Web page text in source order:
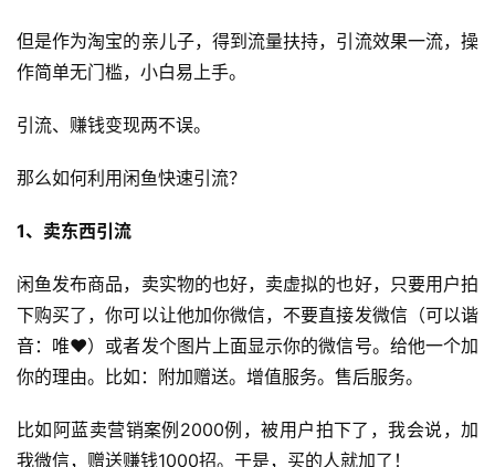
首
页
行
快
讯
但是作为淘宝的亲儿子，得到流量扶持，引流效果一流，操
作简单无门槛，小白易上手。
引流、赚钱变现两不误。
那么如何利用闲鱼快速引流？
1、卖东西引流
闲鱼发布商品，卖实物的也好，卖虚拟的也好，只要用户拍
下购买了，你可以让他加你微信，不要直接发微信（可以谐
音：唯❤）或者发个图片上面显示你的微信号。给他一个加
你的理由。比如：附加赠送。增值服务。售后服务。
比如阿蓝卖营销案例2000例，被用户拍下了，我会说，加
我微信，赠送赚钱1000招。于是，买的人就加了！